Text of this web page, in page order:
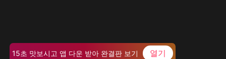
15초 맛보시고 앱 다운 받아 완결판 보기 열기